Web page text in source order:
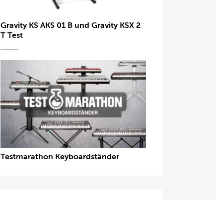
Gravity KS AKS 01 B und Gravity KSX 2
T Test
Testmarathon Keyboardständer